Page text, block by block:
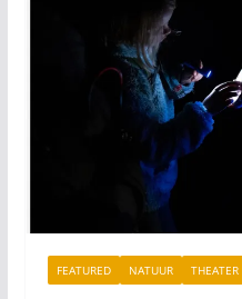
FEATURED NATUUR THEATER